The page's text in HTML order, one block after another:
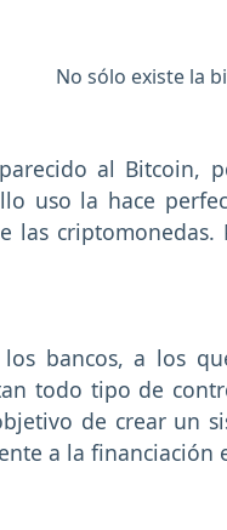
No sólo existe la
al Bitcoin,
uso la hace
las
bancos, a los
todo tipo de
de crear un
a la financiación